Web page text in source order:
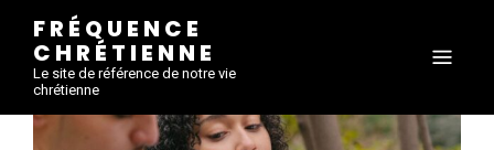
FRÉQUENCE
CHRÉTIENNE
Le site de référence de notre vie
chrétienne